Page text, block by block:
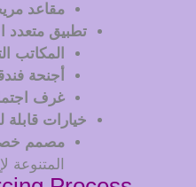
مقاعد
تطبيق متعدد
المكاتب
أجنحة
غرف
خيارات
مصمم
المتنوعة